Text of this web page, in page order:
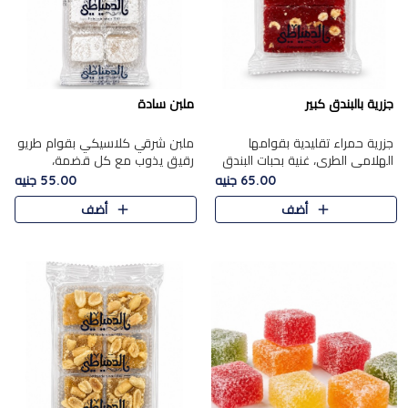
جزرية بالبندق كبير
جزرية حمراء تقليدية بقوامها
الهلامي الطري، غنية بحبات البندق
الفاخرة التي تضيف قرمشة راقية
إلى قوامها الناعم، لتقدم مزيجًا
متوازنًا من النكه..
65.00 جنيه
أضف
ملبن سادة
ملبن شرقي كلاسيكي بقوام طريو
رقيق يذوب مع كل قضمة،
مغطى بطبقة ناعمة من السكر
البودرة ليقدم المذاق الأصيل الذي
ارتبط بحلويات المولد التقليدي..
55.00 جنيه
أضف